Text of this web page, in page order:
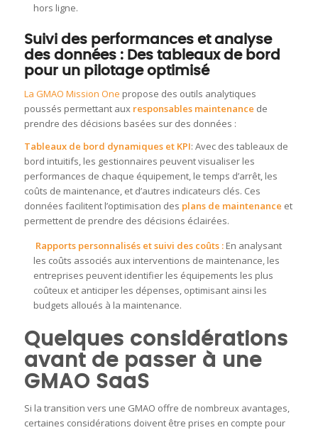
hors ligne.
Suivi des performances et analyse
des données : Des tableaux de bord
pour un pilotage optimisé
La GMAO Mission One propose des outils analytiques
poussés permettant aux responsables maintenance de
prendre des décisions basées sur des données :
Tableaux de bord dynamiques et KPI: Avec des tableaux de
bord intuitifs, les gestionnaires peuvent visualiser les
performances de chaque équipement, le temps d’arrêt, les
coûts de maintenance, et d’autres indicateurs clés. Ces
données facilitent l’optimisation des plans de maintenance et
permettent de prendre des décisions éclairées.
Rapports personnalisés et suivi des coûts :En analysant
les coûts associés aux interventions de maintenance, les
entreprises peuvent identifier les équipements les plus
coûteux et anticiper les dépenses, optimisant ainsi les
budgets alloués à la maintenance.
Quelques considérations
avant de passer à une
GMAO SaaS
Si la transition vers une GMAO offre de nombreux avantages,
certaines considérations doivent être prises en compte pour